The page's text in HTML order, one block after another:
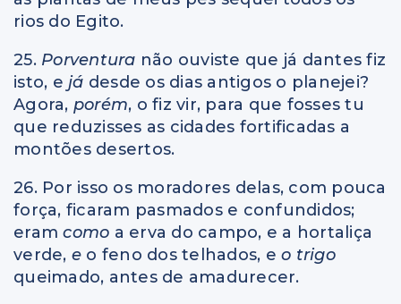
rios do Egito.
25. Porventura não ouviste que já dantes fiz
isto, e já desde os dias antigos o planejei?
Agora, porém, o fiz vir, para que fosses tu
que reduzisses as cidades fortificadas a
montões desertos.
26. Por isso os moradores delas, com pouca
força, ficaram pasmados e confundidos;
eramcomo a erva do campo, e a hortaliça
verde, e o feno dos telhados, e o trigo
queimado, antes de amadurecer.